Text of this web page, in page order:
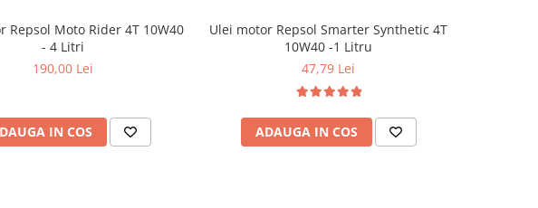
Repsol Moto Rider 4T 10W40
- 4 Litri
190,00 Lei
IN COS
Ulei motor Repsol Smarter Synthetic 4T
10W40 -1 Litru
47,79 Lei
ADAUGA IN COS